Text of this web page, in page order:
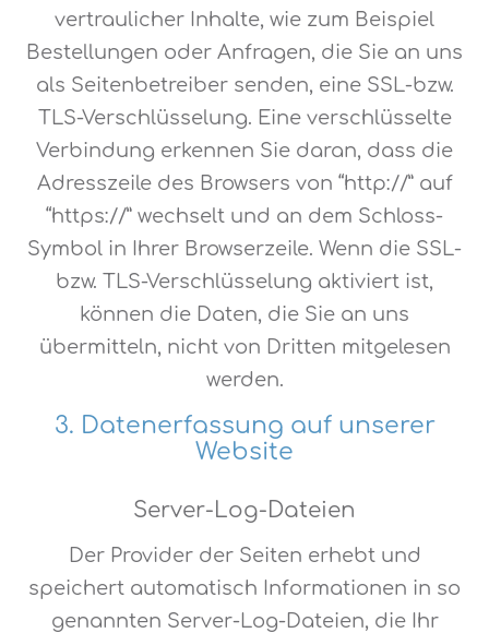
vertraulicher Inhalte, wie zum Beispiel
Bestellungen oder Anfragen, die Sie an uns
als Seitenbetreiber senden, eine SSL-bzw.
TLS-Verschlüsselung. Eine verschlüsselte
Verbindung erkennen Sie daran, dass die
Adresszeile des Browsers von “http://” auf
“https://” wechselt und an dem Schloss-
Symbol in Ihrer Browserzeile. Wenn die SSL-
bzw. TLS-Verschlüsselung aktiviert ist,
können die Daten, die Sie an uns
übermitteln, nicht von Dritten mitgelesen
werden.
3. Datenerfassung auf unserer
Website
Server-Log-Dateien
Der Provider der Seiten erhebt und
speichert automatisch Informationen in so
genannten Server-Log-Dateien, die Ihr